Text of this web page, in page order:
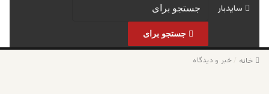
سایدبار
جستجو برای
خانه خبر و دیدگاه